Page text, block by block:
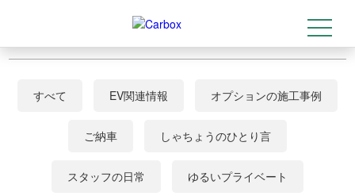
t
o
g
g
すべて EV関連情報 オプションの施工事例
ご納車 しゃちょうのひとり言
スタッフの日常 ゆるいプライベート